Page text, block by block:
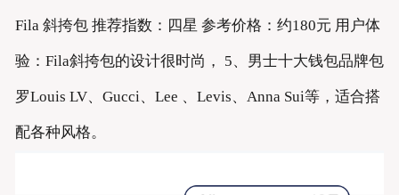
Fila 斜挎包 推荐指数：四星 参考价格：约180元 用户体
验：Fila斜挎包的设计很时尚， 5、男士十大钱包品牌包
罗Louis LV、Gucci、Lee 、Levis、Anna Sui等，适合搭
配各种风格。